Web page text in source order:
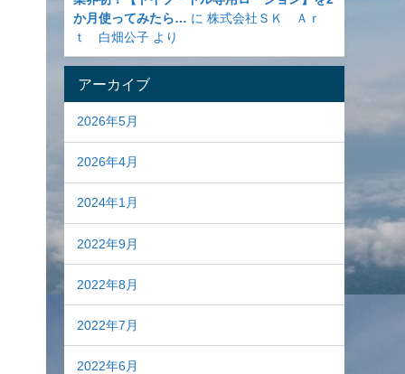
か月使ってみたら… に 株式会社ＳＫ Ａｒ
ｔ 白畑公子より
アーカイブ
2026年5月
2026年4月
2024年1月
2022年9月
2022年8月
2022年7月
2022年6月